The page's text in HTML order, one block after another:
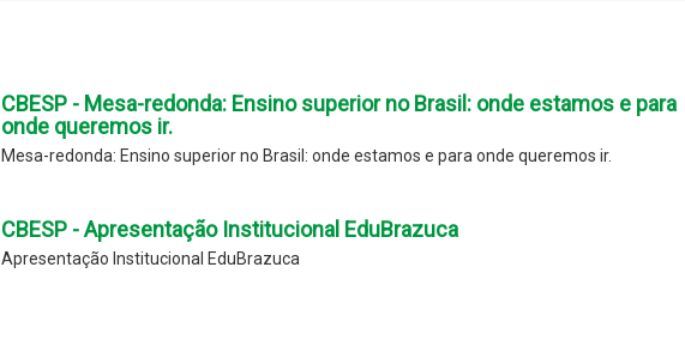
CBESP - Mesa-redonda: Ensino superior no Brasil: onde estamos e para
onde queremos ir.
Mesa-redonda: Ensino superior no Brasil: onde estamos e para onde queremos ir.
CBESP - Apresentação Institucional EduBrazuca
Apresentação Institucional EduBrazuca